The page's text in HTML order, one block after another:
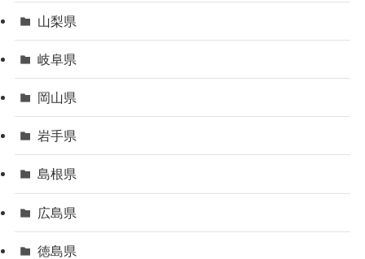
山梨県
岐阜県
岡山県
岩手県
島根県
広島県
徳島県